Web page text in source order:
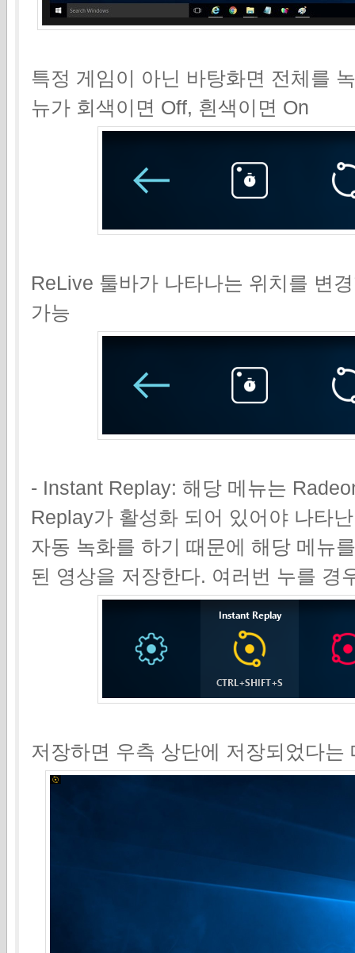
특정 게임이 아닌 바탕화면 전체를
뉴가 회색이면 Off, 흰색이면 On
ReLive 툴바가 나타나는 위치를 변
가능
- Instant Replay: 해당 메뉴는
Replay가 활성화 되어 있어야 나타
자동 녹화를 하기 때문에 해당 메뉴
된 영상을 저장한다. 여러번 누를 경
저장하면 우측 상단에 저장되었다는